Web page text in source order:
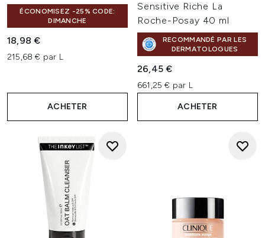
ÉCONOMISEZ -25% CODE:
DIMANCHE
18,98 €
215,68 € par L
ACHETER
Sensitive Riche La
Roche-Posay 40 ml
RECOMMANDÉ PAR LES
DERMATOLOGUES
26,45 €
661,25 € par L
ACHETER